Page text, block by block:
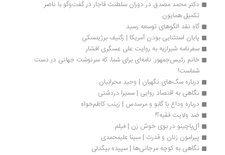
تکمیل همایون
گاهِ نقد الگوهای توسعه رسید
پایان استثنایی بودن آمریکا | زگنیف برژینسکی
سفرنامه شیرازیه به روایت علی ‌عسگری افشار
شماست!
درباره سگ‌های نگهبان | وحید محرابیان
نگاهی به اقتصاد روایی | سمیرا دردشتی
درباره وداع با گابو و مرسدس | زینب کاظم‌خواه
ضد ولایت فقیه؟!
آل‌پاچینو در بوی خوش زن | فیلم
پیرامون زنان و قدرت | مبینا علیمحمدی
نگاهی به کوچه مرجانی‌ها | سپيده بیگدلی